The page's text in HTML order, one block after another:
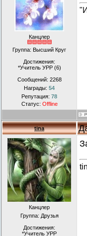
Канцлер
Группа: Высший Круг
Достижения:
*Учитель УРР (6)
Сообщений: 2268
Награды: 54
Репутация: 78
Статус: Offline
tina
Канцлер
Группа: Друзья
Достижения:
*Учитель УРР